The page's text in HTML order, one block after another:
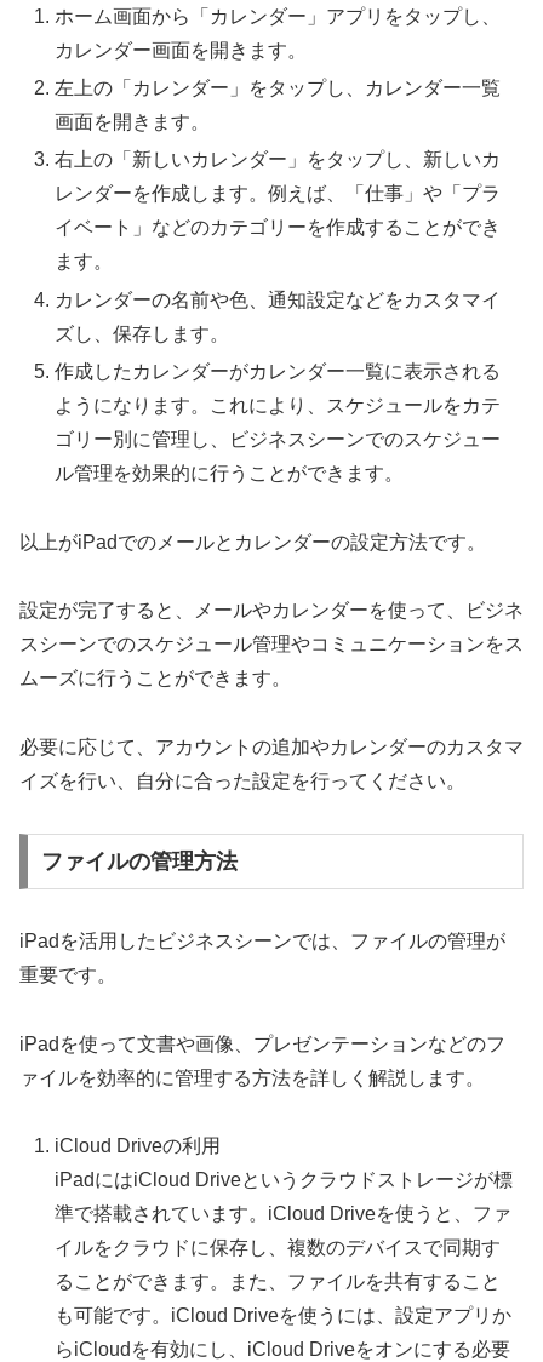
ホーム画面から「カレンダー」アプリをタップし、
カレンダー画面を開きます。
左上の「カレンダー」をタップし、カレンダー一覧
画面を開きます。
右上の「新しいカレンダー」をタップし、新しいカ
レンダーを作成します。例えば、「仕事」や「プラ
イベート」などのカテゴリーを作成することができ
ます。
カレンダーの名前や色、通知設定などをカスタマイ
ズし、保存します。
作成したカレンダーがカレンダー一覧に表示される
ようになります。これにより、スケジュールをカテ
ゴリー別に管理し、ビジネスシーンでのスケジュー
ル管理を効果的に行うことができます。
以上がiPadでのメールとカレンダーの設定方法です。
設定が完了すると、メールやカレンダーを使って、ビジネ
スシーンでのスケジュール管理やコミュニケーションをス
ムーズに行うことができます。
必要に応じて、アカウントの追加やカレンダーのカスタマ
イズを行い、自分に合った設定を行ってください。
ファイルの管理方法
iPadを活用したビジネスシーンでは、ファイルの管理が
重要です。
iPadを使って文書や画像、プレゼンテーションなどのフ
ァイルを効率的に管理する方法を詳しく解説します。
iCloud Driveの利用
iPadにはiCloud Driveというクラウドストレージが標
準で搭載されています。iCloud Driveを使うと、ファ
イルをクラウドに保存し、複数のデバイスで同期す
ることができます。また、ファイルを共有すること
も可能です。iCloud Driveを使うには、設定アプリか
らiCloudを有効にし、iCloud Driveをオンにする必要